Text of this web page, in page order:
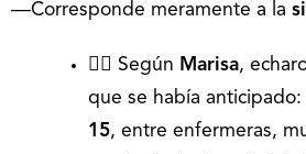
―Corresponde meramente a la
🧔‍♀️ Según Marisa,
que se había anticipado:
15, entre enfermeras,